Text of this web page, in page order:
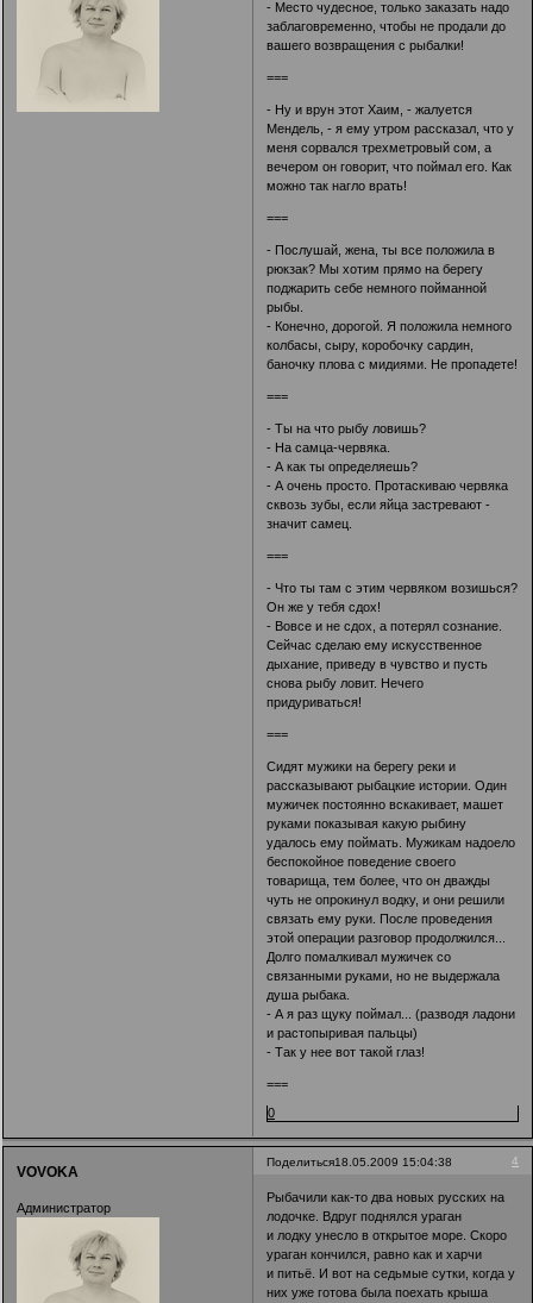
- Место чудесное, только заказать надо
заблаговременно, чтобы не продали до
вашего возвращения с рыбалки!
===
- Ну и врун этот Хаим, - жалуется
Мендель, - я ему утром рассказал, что у
меня сорвался трехметровый сом, а
вечером он говорит, что поймал его. Как
можно так нагло врать!
===
- Послушай, жена, ты все положила в
рюкзак? Мы хотим прямо на берегу
поджарить себе немного пойманной
рыбы.
- Конечно, дорогой. Я положила немного
колбасы, сыру, коробочку сардин,
баночку плова с мидиями. Не пропадете!
===
- Ты на что рыбу ловишь?
- На самца-червяка.
- А как ты определяешь?
- А очень просто. Протаскиваю червяка
сквозь зубы, если яйца застревают -
значит самец.
===
- Что ты там с этим червяком возишься?
Он же у тебя сдох!
- Вовсе и не сдох, а потерял сознание.
Сейчас сделаю ему искусственное
дыхание, приведу в чувство и пусть
снова рыбу ловит. Нечего
придуриваться!
===
Сидят мужики на берегу реки и
рассказывают рыбацкие истории. Один
мужичек постоянно вскакивает, машет
руками показывая какую рыбину
удалось ему поймать. Мужикам надоело
беспокойное поведение своего
товарища, тем более, что он дважды
чуть не опрокинул водку, и они решили
связать ему руки. После проведения
этой операции разговор продолжился...
Долго помалкивал мужичек со
связанными руками, но не выдержала
душа рыбака.
- А я раз щуку поймал... (разводя ладони
и растопыривая пальцы)
- Так у нее вот такой глаз!
===
0
Поделиться 4
18.05.2009 15:04:38
VOVOKA
Администратор
Рыбачили как-то два новых русских на
лодочке. Вдруг поднялся ураган
и лодку унесло в открытое море. Скоро
ураган кончился, равно как и харчи
и питьё. И вот на седьмые сутки, когда у
них уже готова была поехать крыша